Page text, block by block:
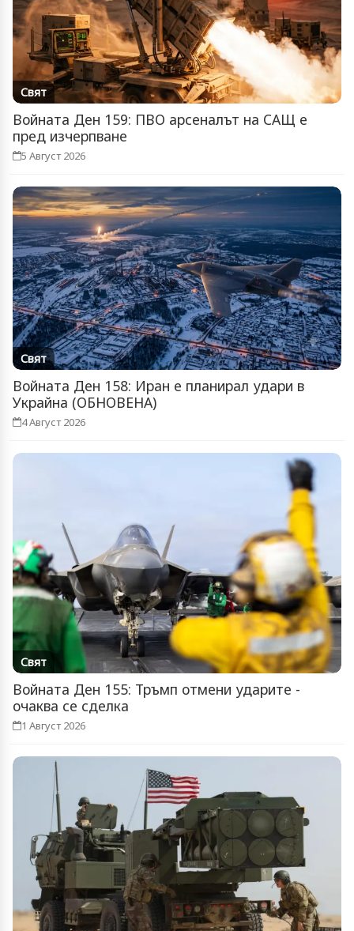
Свят
Войната Ден 159: ПВО арсеналът на САЩ е
пред изчерпване
5 Август 2026
Свят
Войната Ден 158: Иран е планирал удари в
Украйна (ОБНОВЕНА)
4 Август 2026
Свят
Войната Ден 155: Тръмп отмени ударите -
очаква се сделка
1 Август 2026